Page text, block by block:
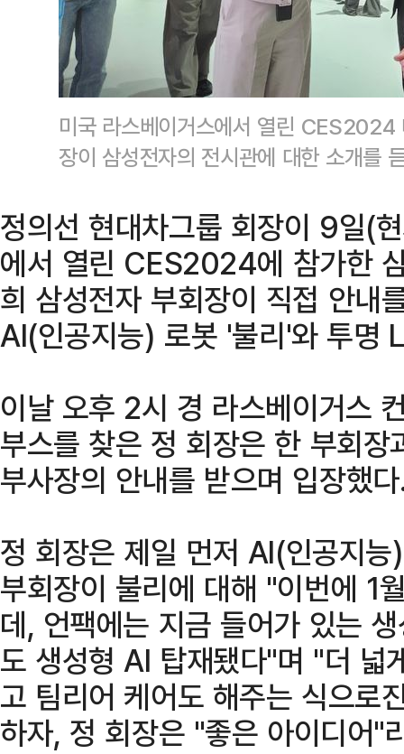
미국 라스베이거스에서 열린 CES2024
장이 삼성전자의 전시관에 대한 소개를
정의선 현대차그룹 회장이 9일(
에서 열린 CES2024에 참가한
희 삼성전자 부회장이 직접 안내
AI(인공지능) 로봇 '불리'와 투명
이날 오후 2시 경 라스베이거스
부스를 찾은 정 회장은 한 부회
부사장의 안내를 받으며 입장했
정 회장은 제일 먼저 AI(인공지
부회장이 불리에 대해 "이번에 1
데, 언팩에는 지금 들어가 있는
도 생성형 AI 탑재됐다"며 "더 넓
고 팀리어 케어도 해주는 식으로
하자, 정 회장은 "좋은 아이디어"